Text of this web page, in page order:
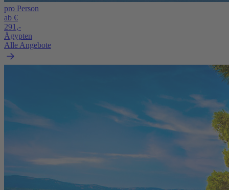
pro Person
ab €
291,-
Ägypten
Alle Angebote